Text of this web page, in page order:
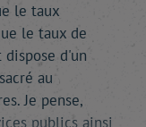
le taux
le taux de
d'un
au
Je pense,
publics ainsi